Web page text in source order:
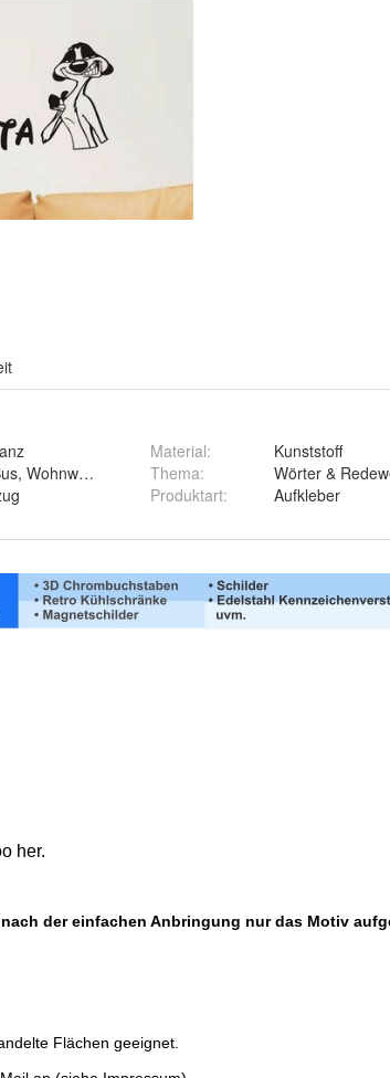
Wohnwagen, Wand, Fenster
Material:
Kunststoff
Thema:
Wörter &
Produktart: Aufkleber